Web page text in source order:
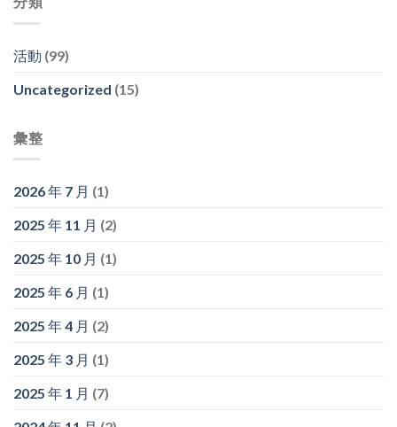
活動 (99)
Uncategorized (15)
彙整
2026 年 7 月 (1)
2025 年 11 月 (2)
2025 年 10 月 (1)
2025 年 6 月 (1)
2025 年 4 月 (2)
2025 年 3 月 (1)
2025 年 1 月 (7)